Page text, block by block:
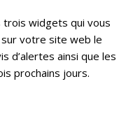
widgets qui vous
votre site web le
d’alertes ainsi que les
prochains jours.